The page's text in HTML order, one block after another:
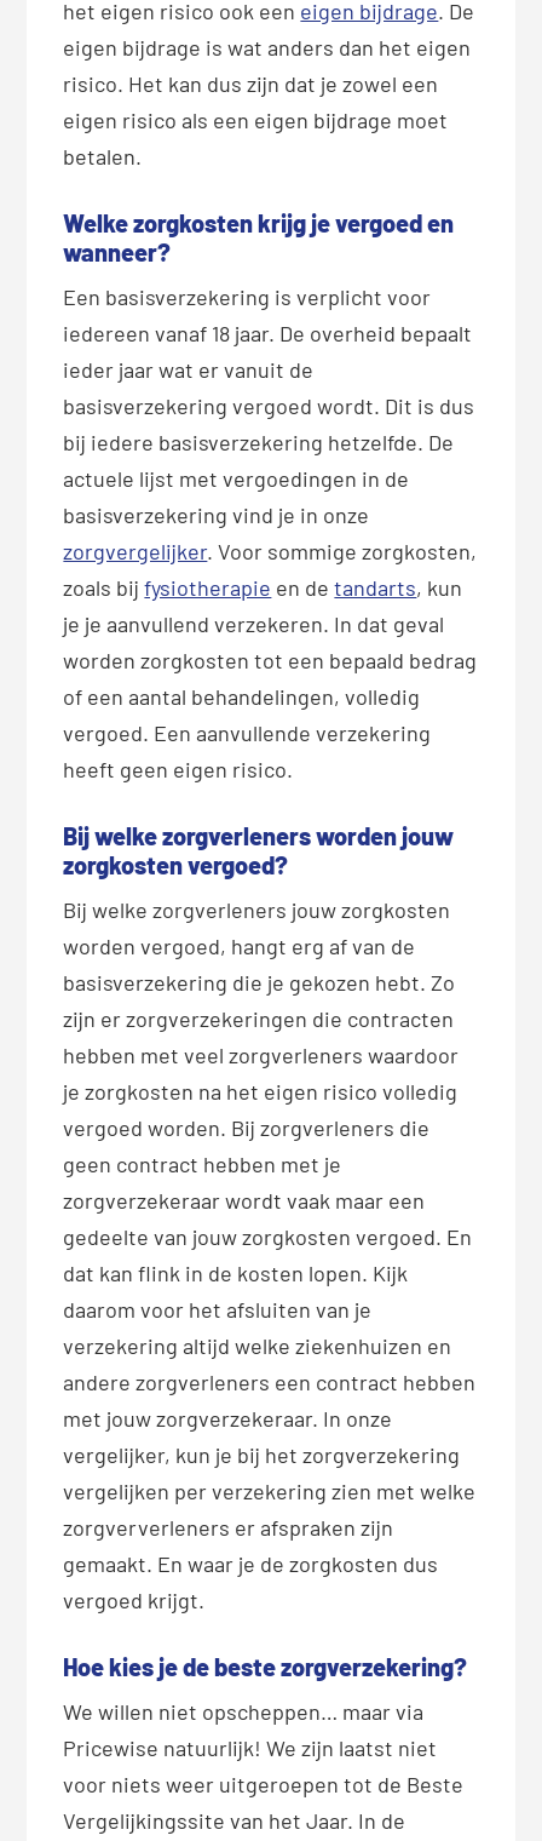
het eigen risico ook een eigen bijdrage. De
eigen bijdrage is wat anders dan het eigen
risico. Het kan dus zijn dat je zowel een
eigen risico als een eigen bijdrage moet
betalen.
Welke zorgkosten krijg je vergoed en
wanneer?
Een basisverzekering is verplicht voor
iedereen vanaf 18 jaar. De overheid bepaalt
ieder jaar wat er vanuit de
basisverzekering vergoed wordt. Dit is dus
bij iedere basisverzekering hetzelfde. De
actuele lijst met vergoedingen in de
basisverzekering vind je in onze
zorgvergelijker. Voor sommige zorgkosten,
zoals bijfysiotherapie en detandarts, kun
je je aanvullend verzekeren. In dat geval
worden zorgkosten tot een bepaald bedrag
of een aantal behandelingen, volledig
vergoed. Een aanvullende verzekering
heeft geen eigen risico.
Bij welke zorgverleners worden jouw
zorgkosten vergoed?
Bij welke zorgverleners jouw zorgkosten
worden vergoed, hangt erg af van de
basisverzekering die je gekozen hebt. Zo
zijn er zorgverzekeringen die contracten
hebben met veel zorgverleners waardoor
je zorgkosten na het eigen risico volledig
vergoed worden. Bij zorgverleners die
geen contract hebben met je
zorgverzekeraar wordt vaak maar een
gedeelte van jouw zorgkosten vergoed. En
dat kan flink in de kosten lopen. Kijk
daarom voor het afsluiten van je
verzekering altijd welke ziekenhuizen en
andere zorgverleners een contract hebben
met jouw zorgverzekeraar. In onze
vergelijker, kun je bij het zorgverzekering
vergelijken per verzekering zien met welke
zorgververleners er afspraken zijn
gemaakt. En waar je de zorgkosten dus
vergoed krijgt.
Hoe kies je de beste zorgverzekering?
We willen niet opscheppen… maar via
Pricewise natuurlijk! We zijn laatst niet
voor niets weer uitgeroepen tot de Beste
Vergelijkingssite van het Jaar. In de